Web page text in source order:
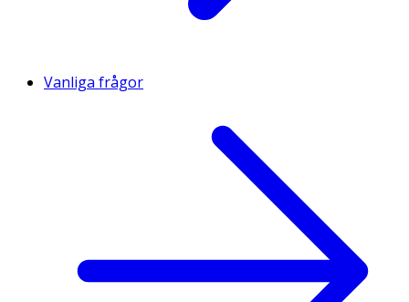
Vanliga frågor